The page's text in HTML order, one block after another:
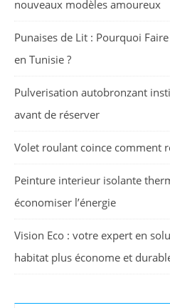
nouveaux modèles amoureux
Punaises de Lit : Pourquoi
en Tunisie ?
Pulverisation autobronzant
avant de réserver
Volet roulant coince comment
Peinture interieur isolante
économiser l’énergie
Vision Eco : votre expert en
habitat plus économe et